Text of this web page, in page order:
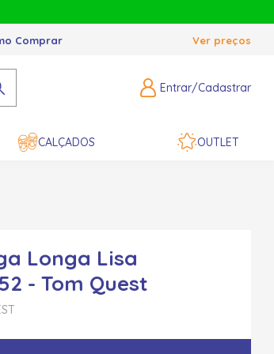
Comprar Ver preços
Entrar/Cadastrar
CALÇADOS OUTLET
Longa Lisa
- Tom Quest